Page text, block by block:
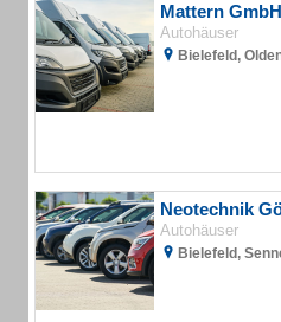
Mattern GmbH
Autohäuser
Bielefeld,
Autohäuser
Bielefeld,